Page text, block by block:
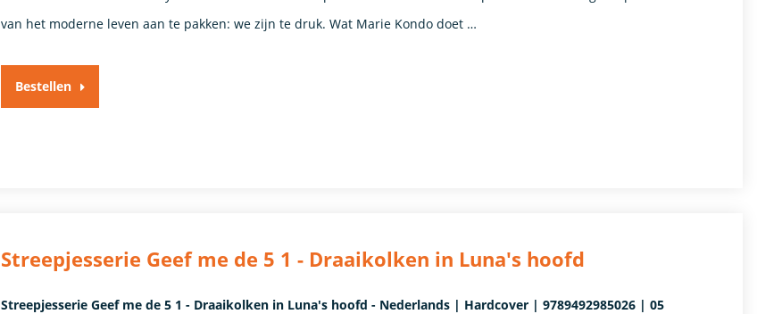
van het moderne leven aan te pakken: we zijn te druk. Wat Marie Kondo doet …
Bestellen
Streepjesserie Geef me de 5 1 - Draaikolken in Luna's hoofd
Streepjesserie Geef me de 5 1 - Draaikolken in Luna's hoofd - Nederlands | Hardcover | 9789492985026 | 05